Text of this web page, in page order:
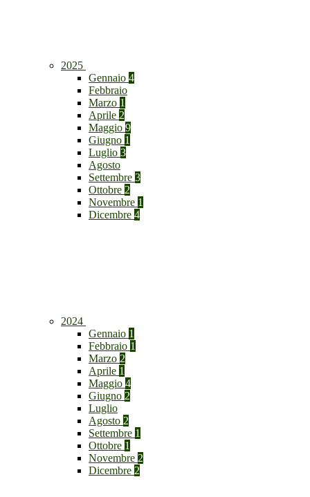
2025
Gennaio 4
Febbraio
Marzo 1
Aprile 2
Maggio 9
Giugno 1
Luglio 3
Agosto
Settembre 3
Ottobre 2
Novembre 1
Dicembre 4
2024
Gennaio 1
Febbraio 1
Marzo 2
Aprile 1
Maggio 4
Giugno 2
Luglio
Agosto 2
Settembre 1
Ottobre 1
Novembre 2
Dicembre 2